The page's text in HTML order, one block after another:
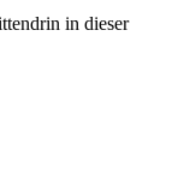
in dieser